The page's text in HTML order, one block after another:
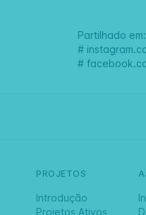
Partilhado em:
#
#
PROJETOS
Introdução
Projetos Ativos